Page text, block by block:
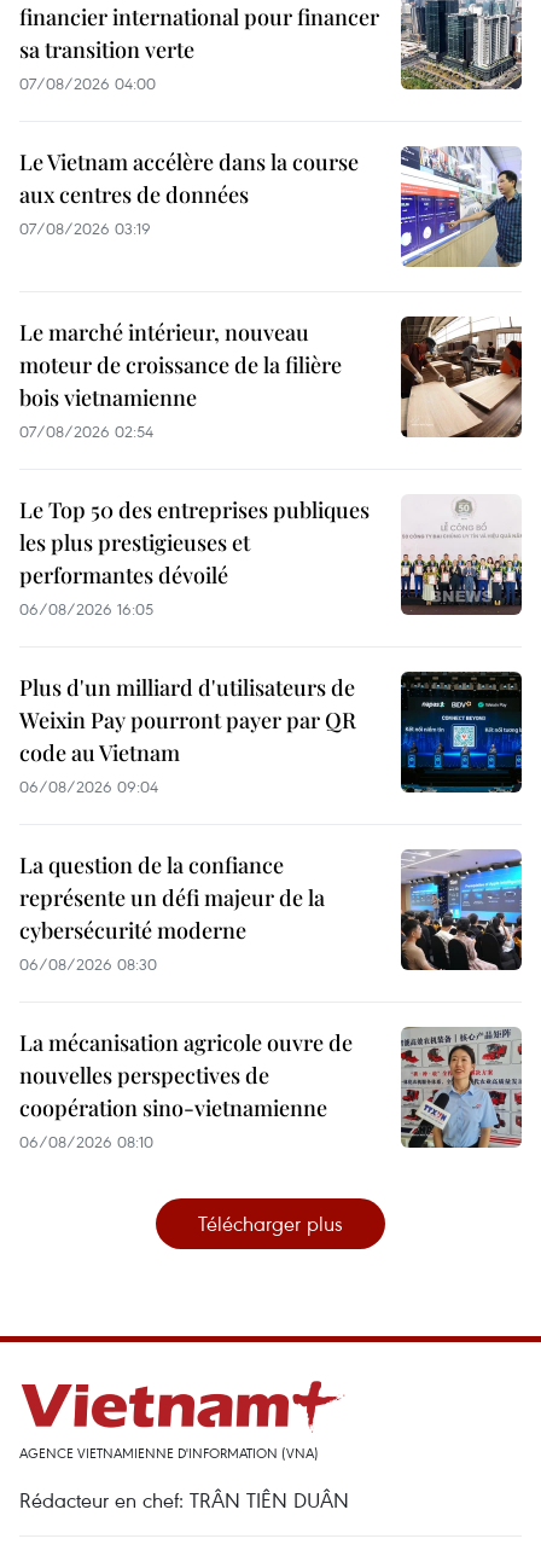
financier international pour financer
sa transition verte
07/08/2026 04:00
Le Vietnam accélère dans la course
aux centres de données
07/08/2026 03:19
Le marché intérieur, nouveau
moteur de croissance de la filière
bois vietnamienne
07/08/2026 02:54
Le Top 50 des entreprises publiques
les plus prestigieuses et
performantes dévoilé
06/08/2026 16:05
Plus d'un milliard d'utilisateurs de
Weixin Pay pourront payer par QR
code au Vietnam
06/08/2026 09:04
La question de la confiance
représente un défi majeur de la
cybersécurité moderne
06/08/2026 08:30
La mécanisation agricole ouvre de
nouvelles perspectives de
coopération sino-vietnamienne
06/08/2026 08:10
Télécharger plus
AGENCE VIETNAMIENNE D'INFORMATION (VNA)
Rédacteur en chef: TRÂN TIÊN DUÂN